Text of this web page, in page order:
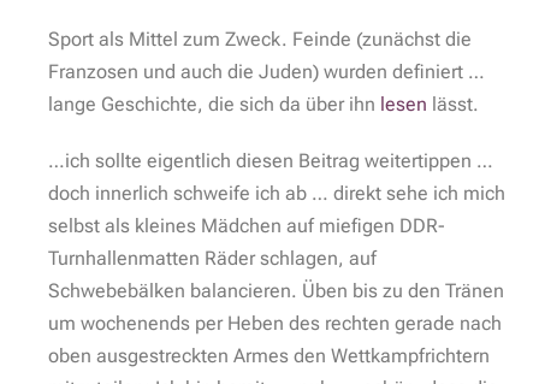
Sport als Mittel zum Zweck. Feinde (zunächst die
Franzosen und auch die Juden) wurden definiert …
lange Geschichte, die sich da über ihn lesen lässt.
…ich sollte eigentlich diesen Beitrag weitertippen …
doch innerlich schweife ich ab … direkt sehe ich mich
selbst als kleines Mädchen auf miefigen DDR-
Turnhallenmatten Räder schlagen, auf
Schwebebälken balancieren. Üben bis zu den Tränen
um wochenends per Heben des rechten gerade nach
oben ausgestreckten Armes den Wettkampfrichtern